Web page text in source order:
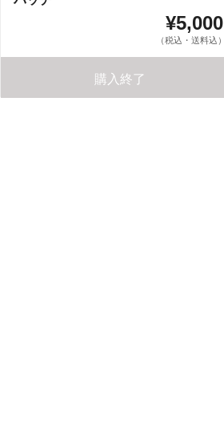
¥5,000
（税込・送料込）
購入終了